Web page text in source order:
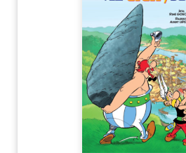
Szótár, nyelvkönyv
Tankönyv, segédkönyv
Társadalomtudomány